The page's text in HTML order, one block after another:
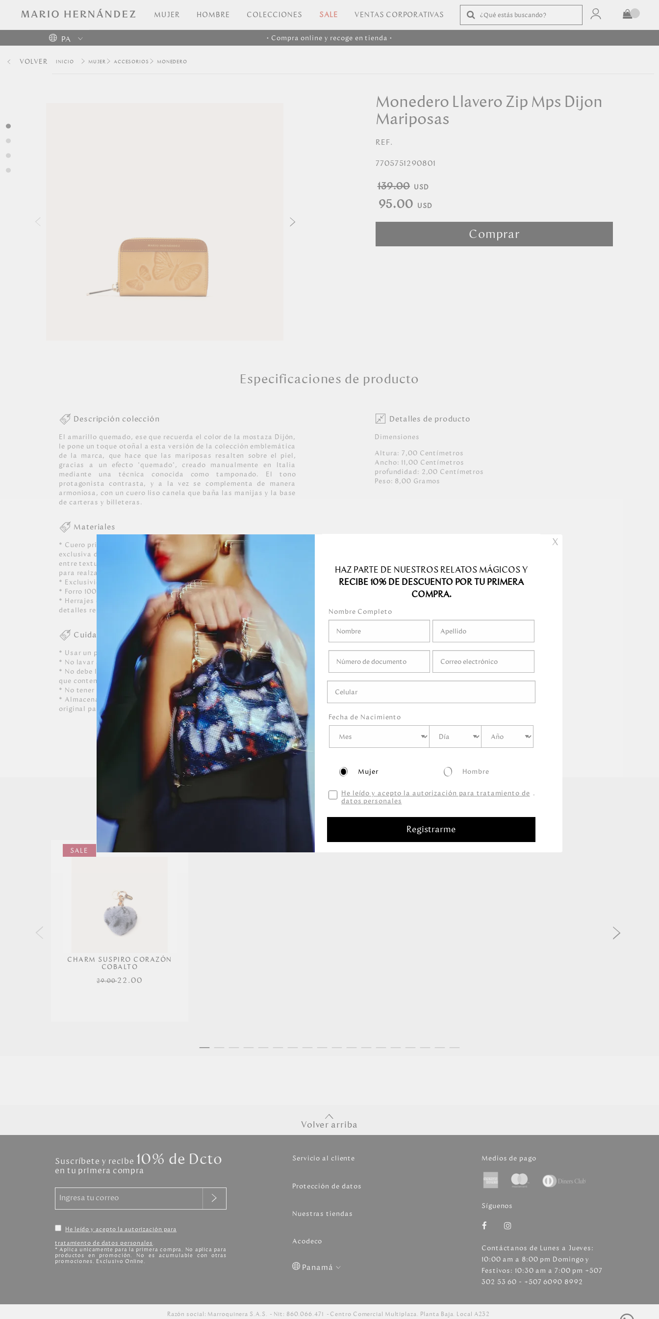
MUJER HOMBRE COLECCIONES SALE VENTAS CORPORATIVAS
PA
Colombia
• Compra online y recoge en tienda •
VOLVER MUJER ACCESORIOS MONEDERO
Monedero Llavero Zip Mps Dijon
Mariposas
REF.
7705751290801
139.00
95.00
Comprar
Especificaciones de producto
Descripción colección
El amarillo quemado, ese que recuerda el color de la mostaza Dijón,
le pone un toque otoñal a esta versión de la colección emblemática
de la marca, que hace que las mariposas resalten sobre el piel,
gracias a un efecto "quemado", creado manualmente en Italia
mediante una técnica conocida como tamponado. El tono
protagonista contrasta, y a la vez se complementa de manera
armoniosa, con un cuero liso canela que baña las manijas y la base
de carteras y billeteras.
Materiales
* Cuero principal vacuno de procedencia italiana con placa
exclusiva de mariposas MH, y los cueros complementos se mezclan
entre texturizados, lisos y charolados que dan un perfecto balance
para realzar las icónicas mariposas.
* Exclusividad de formas, colores y detalles hechos a mano.
* Forro 100% poliéster con recubrimiento impermeable.
* Herrajes en zamac acabados en color oro claro y Niquel y con
detalles representativos de la marca.
Cuidados
* Usar un paño blanco limpio ligeramente húmedo.
* No lavar a máquina, ni usar detergentes. No mojar.
* No debe limpiarse, ni dejarle caer perfumes, gel ni ningún líquido
que contenga alcohol o solvente.
* No tener contacto con tinta de bolígrafos, ni marcadores.
* Almacenar siempre en lugares ventilados y guardar en el empaque
original para conservar su forma.
Detalles de producto
Dimensiones
Altura:7,00 Centímetros
Ancho: 11,00 Centímetros
profundidad: 2,00 Centímetros
Peso: 8,00 Gramos
Productos relacionados
CHARM SUSPIRO CORAZÓN
COBALTO
29.0022.00
Volver arriba
Suscríbete y recibe 10% de Dcto
en tu primera compra
He leído y acepto la autorización para
tratamiento de datos personales.
* Aplica unicamente para la primera compra. No aplica para
productos en promoción. No es acumulable con otras
promociones. Exclusivo Online.
Servicio al cliente
Protección de datos
Nuestras tiendas
Acodeco
Panamá
Medios de pago
Síguenos
Contáctanos de Lunes a Jueves:
10:00 am a 8:00 pm Domingo y
Festivos: 10:30 am a 7:00 pm +507
302 53 60 - +507 6090 8992
Razón social: Marroquinera S.A.S. Nit: 860.066.471 Centro Comercial Multiplaza. Planta Baja. Local A232
X
HAZ PARTE DE NUESTROS RELATOS MÁGICOS Y
RECIBE 10% DE DESCUENTO POR TU PRIMERA
COMPRA.
Nombre Completo
Fecha de Nacimiento
Mujer Hombre
He leído y acepto la autorización para tratamiento de
datos personales
.
Registrarme